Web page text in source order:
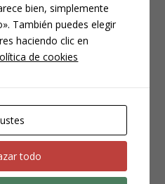
de agua
del Estado, de la
ambiente y de los
de agua, este
de ahorrar agua y buscar
bien, simplemente
También puedes elegir
haciendo clic en
de cookies
todo